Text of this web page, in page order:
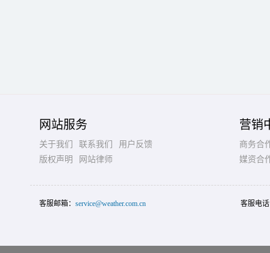
网站服务
关于我们 联系我们
用户反馈
版权声明
网站律师
营销
商务合
媒资合
客服邮箱： service@weather.com.cn 客服电